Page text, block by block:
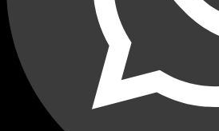
Переходные